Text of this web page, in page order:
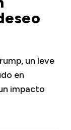
un leve
en
impacto